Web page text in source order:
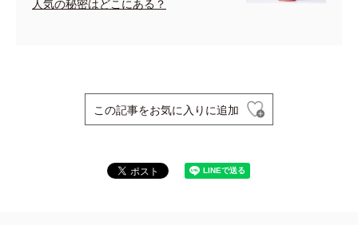
人気の秘密はどこにある？
この記事をお気に入りに追加